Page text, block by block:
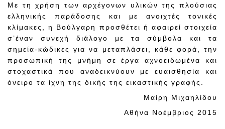
Με τη χρήση των αρχέγονων υλικών της πλούσιας
ελληνικής παράδοσης και με ανοιχτές τονικές
κλίμακες, η Βούλγαρη προσθέτει ή αφαιρεί στοιχεία
σ’έναν συνεχή διάλογο με τα σύμβολα και τα
σημεία-κώδικες για να μεταπλάσει, κάθε φορά, την
προσωπική της μνήμη σε έργα αχνοειδωμένα και
στοχαστικά που αναδεικνύουν με ευαισθησία και
όνειρο τα ίχνη της δικής της εικαστικής γραφής.
Μαίρη Μιχαηλίδου
Αθήνα Νοέμβριος 2015